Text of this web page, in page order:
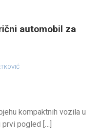
automobil za
kompaktnih vozila u
pogled […]